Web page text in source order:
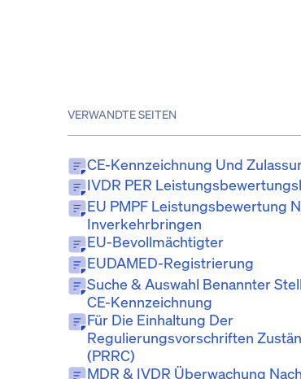
VERWANDTE SEITEN
CE-Kennzeichnung Und
IVDR PER
EU PMPF Leistungsbewertung
Inverkehrbringen
EU-Bevollmächtigter
EUDAMED-Registrierung
Suche & Auswahl Benannter
CE-Kennzeichnung
Für Die Einhaltung Der
Regulierungsvorschriften
(PRRC)
MDR & IVDR Überwachung